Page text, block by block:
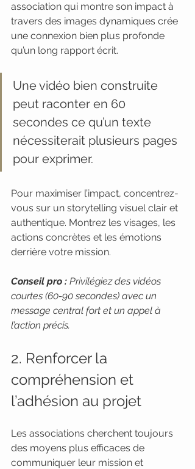
association qui montre son impact à
travers des images dynamiques crée
une connexion bien plus profonde
qu’un long rapport écrit.
Une vidéo bien construite
peut raconter en 60
secondes ce qu’un texte
nécessiterait plusieurs pages
pour exprimer.
Pour maximiser l’impact, concentrez-
vous sur un storytelling visuel clair et
authentique. Montrez les visages, les
actions concrètes et les émotions
derrière votre mission.
Conseil pro : Privilégiez des vidéos
courtes (60-90 secondes) avec un
message central fort et un appel à
l’action précis.
2. Renforcer la
compréhension et
l’adhésion au projet
Les associations cherchent toujours
des moyens plus efficaces de
communiquer leur mission et